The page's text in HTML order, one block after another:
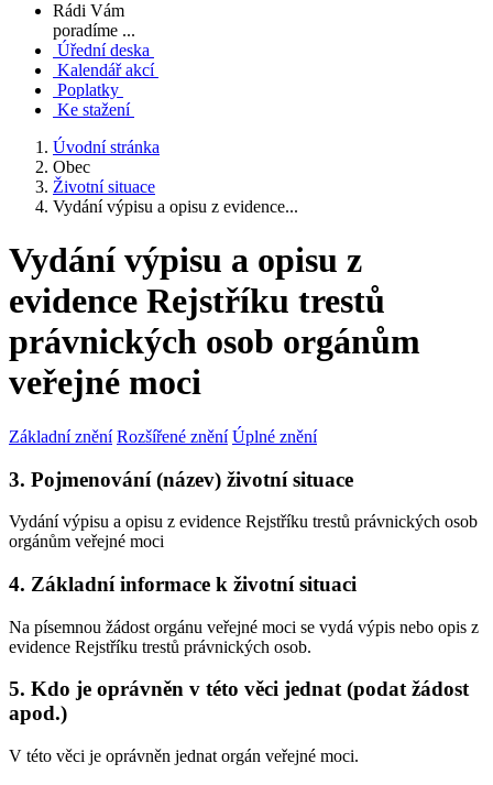
Rádi Vám
poradíme ...
Úřední deska
Kalendář akcí
Poplatky
Ke stažení
Úvodní stránka
Obec
Životní situace
Vydání výpisu a opisu z evidence...
Vydání výpisu a opisu z
evidence Rejstříku trestů
právnických osob orgánům
veřejné moci
Základní znění Rozšířené znění Úplné znění
3. Pojmenování (název) životní situace
Vydání výpisu a opisu z evidence Rejstříku trestů právnických osob
orgánům veřejné moci
4. Základní informace k životní situaci
Na písemnou žádost orgánu veřejné moci se vydá výpis nebo opis z
evidence Rejstříku trestů právnických osob.
5. Kdo je oprávněn v této věci jednat (podat žádost
apod.)
V této věci je oprávněn jednat orgán veřejné moci.